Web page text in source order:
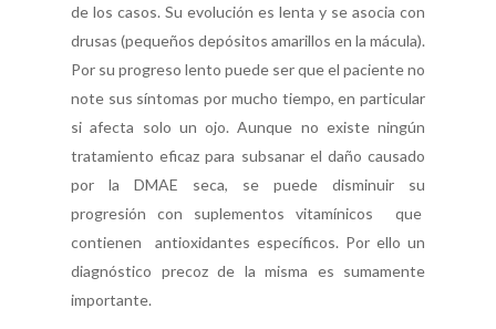
de los casos. Su evolución es lenta y se asocia con
drusas (pequeños depósitos amarillos en la mácula).
Por su progreso lento puede ser que el paciente no
note sus síntomas por mucho tiempo, en particular
si afecta solo un ojo. Aunque no existe ningún
tratamiento eficaz para subsanar el daño causado
por la DMAE seca, se puede disminuir su
progresión con suplementos vitamínicos que
contienen antioxidantes específicos. Por ello un
diagnóstico precoz de la misma es sumamente
importante.